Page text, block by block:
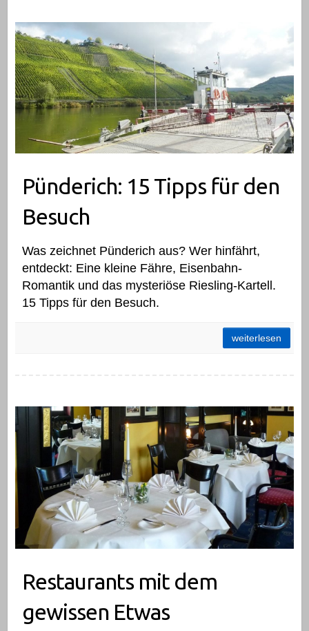
Pünderich: 15 Tipps für den
Besuch
Was zeichnet Pünderich aus? Wer hinfährt,
entdeckt: Eine kleine Fähre, Eisenbahn-
Romantik und das mysteriöse Riesling-Kartell.
15 Tipps für den Besuch.
weiterlesen
Restaurants mit dem
gewissen Etwas